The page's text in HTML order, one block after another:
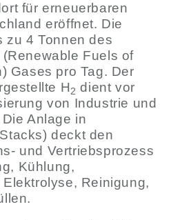
für erneuerbaren
eröffnet. Die
zu 4 Tonnen des
Fuels of
Gases pro Tag. Der
H2 dient vor
von Industrie und
Anlage in
deckt den
und Vertriebsprozess
Kühlung,
Reinigung,